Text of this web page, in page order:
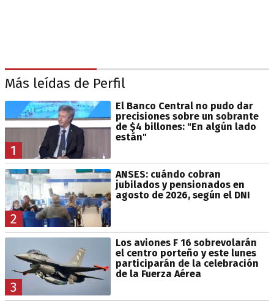
Más leídas de Perfil
1
El Banco Central no pudo dar
precisiones sobre un sobrante
de $4 billones: "En algún lado
están"
2
ANSES: cuándo cobran
jubilados y pensionados en
agosto de 2026, según el DNI
3
Los aviones F 16 sobrevolarán
el centro porteño y este lunes
participarán de la celebración
de la Fuerza Aérea